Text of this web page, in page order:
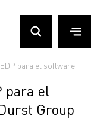
para el software
para el
Group